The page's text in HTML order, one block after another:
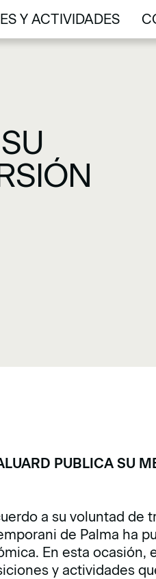
Y ACTIVIDADES
Y ACTIVIDADES
PUBLICA SU
a su voluntad de
de Palma ha
En esta ocasión,
y actividades